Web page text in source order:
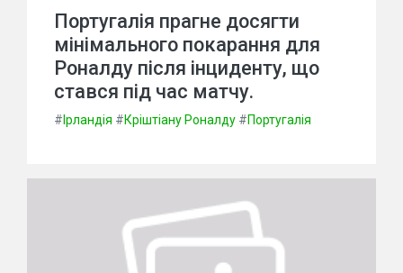
Португалія прагне досягти
мінімального покарання для
Роналду після інциденту, що
стався під час матчу.
# Ірландія #Кріштіану Роналду #Португалія